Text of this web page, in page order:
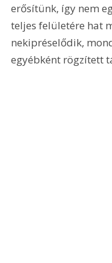
erősítünk, így nem
teljes felületére hat
nekipréselődik,
egyébként rögzített